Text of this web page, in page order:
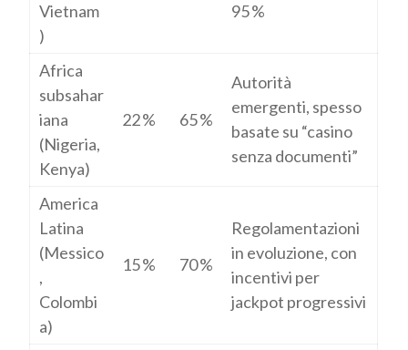
Vietnam
)
95 %
Africa
subsahar
iana
(Nigeria,
Kenya)
22 % 65 %
Autorità
emergenti, spesso
basate su “casino
senza documenti”
America
Latina
(Messico
,
Colombi
a)
15 % 70 %
Regolamentazioni
in evoluzione, con
incentivi per
jackpot progressivi